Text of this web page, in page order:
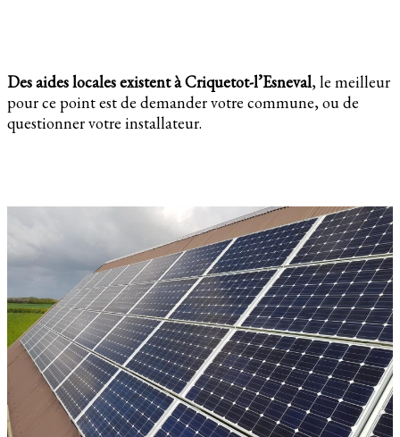
Des aides locales existent à Criquetot-l’Esneval, le meilleur
pour ce point est de demander votre commune, ou de
questionner votre installateur.